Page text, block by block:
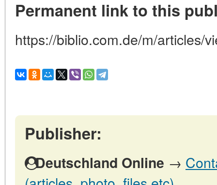
Permanent link to this
https://biblio.com.de/m/articles/
Publisher:
Deutschland Online →